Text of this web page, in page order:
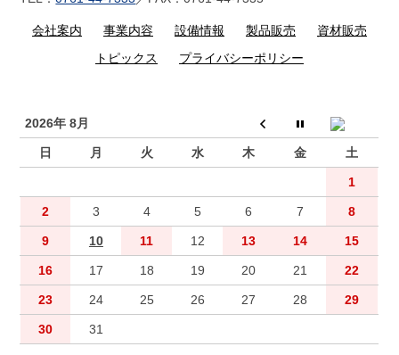
会社案内 事業内容 設備情報 製品販売
資材販売
トピックス
プライバシーポリシー
2026年 8月
日 月 火 水 木 金 土
1
2 3 4 5 6 7 8
9 10 11 12 13 14 15
16 17 18 19 20 21 22
23 24 25 26 27 28 29
30 31